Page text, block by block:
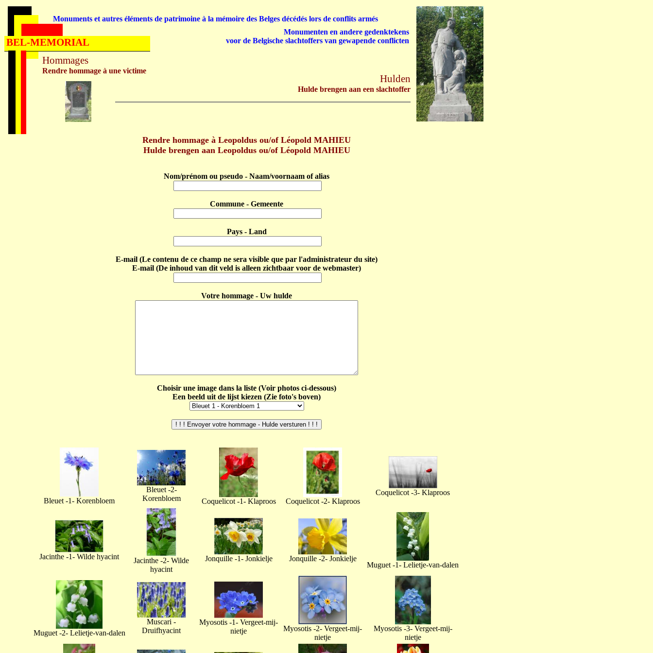
Rendre hommage à Leopoldus ou/of Léopold MAHIEU
Hulde brengen aan Leopoldus ou/of Léopold MAHIEU
Nom/prénom ou pseudo - Naam/voornaam of alias
Commune - Gemeente
Pays - Land
E-mail (Le contenu de ce champ ne sera visible que par l'administrateur du site)
E-mail (De inhoud van dit veld is alleen zichtbaar voor de webmaster)
Votre hommage - Uw hulde
Choisir une image dans la liste (Voir photos ci-dessous)
Een beeld uit de lijst kiezen (Zie foto's boven)
Bleuet -1- Korenbloem
Bleuet -2-
Korenbloem
Coquelicot -1- Klaproos Coquelicot -2- Klaproos
Coquelicot -3- Klaproos
Jacinthe -1- Wilde hyacint
Jacinthe -2- Wilde
hyacint
Jonquille -1- Jonkielje Jonquille -2- Jonkielje
Muguet -1- Lelietje-van-dalen
Muguet -2- Lelietje-van-dalen
Muscari -
Druifhyacint
Myosotis -1- Vergeet-mij-
nietje
Myosotis -2- Vergeet-mij-
nietje
Myosotis -3- Vergeet-mij-
nietje
Hommages
Rendre hommage à une victime
Hulden
Hulde brengen aan een slachtoffer
Monuments et autres éléments de patrimoine à la mémoire des Belges décédés lors de conflits armés
Monumenten en andere gedenktekens
voor de Belgische slachtoffers van gewapende conflicten
BEL-MEMORIAL